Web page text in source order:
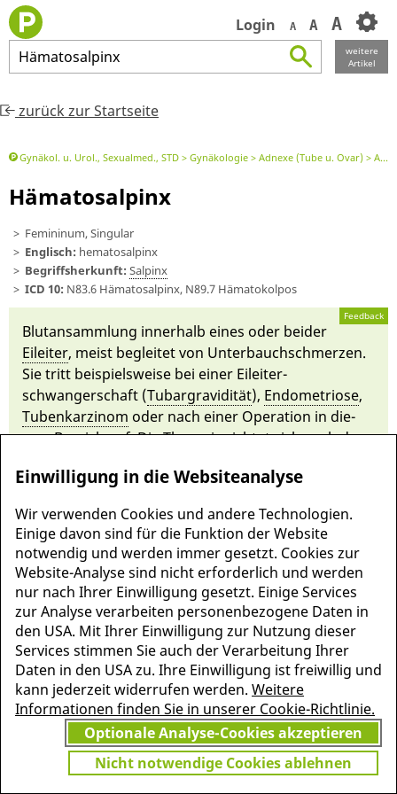
Login A A A
Hämatosalpinx
weitere
Artikel
zurück zur Startseite
Gynäkol. u. Urol., Sexualmed., STD Gynäkologie Adnexe (Tube u. Ovar) Adnexe (Tube u. Ovar) allgemein
Hämatosalpinx
Femininum, Singular
Englisch: hematosalpinx
Begriffsherkunft: Sal­pinx
ICD 10: N83.6 Hämatosalpinx, N89.7 Hämatokolpos
Feedback
Blu­t­an­samm­lung in­ner­halb ei­nes oder bei­der
Ei­leiter, meist be­gleitet von Un­ter­bauch­schmerzen.
Sie tritt bei­spiels­weise bei ei­ner Ei­leiter­
schwangerschaft (Tubar­gravidität), En­dometriose,
Tubenkarzinom oder nach ei­ner Operati­on in die­
sem Bereich auf. Die The­rapie rich­tet sich nach der
lapa­ro­skopischer Tubektomieentfernt werden.
MEHR INFORMATIONEN
ZU PSCHYREMBEL
JETZT
GRATIS TESTEN
Einwilligung in die Websiteanalyse
Wir verwenden Cookies und andere Technologien.
Einige davon sind für die Funktion der Website
notwendig und werden immer gesetzt. Cookies zur
Website-Analyse sind nicht erforderlich und werden
nur nach Ihrer Einwilligung gesetzt. Einige Services
zur Analyse verarbeiten personenbezogene Daten in
den USA. Mit Ihrer Einwilligung zur Nutzung dieser
Services stimmen Sie auch der Verarbeitung Ihrer
Daten in den USA zu. Ihre Einwilligung ist freiwillig und
kann jederzeit widerrufen werden. Weitere
Informationen finden Sie in unserer Cookie-Richtlinie.
Optionale Analyse-Cookies akzeptieren
Nicht notwendige Cookies ablehnen